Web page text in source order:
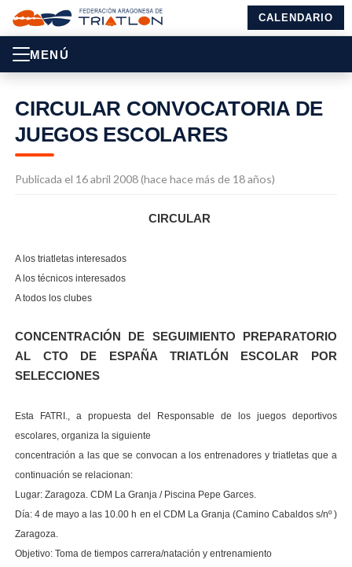
CALENDARIO
MENÚ
CIRCULAR CONVOCATORIA DE
JUEGOS ESCOLARES
Publicada el 16 abril 2008 (hace hace más de 18 años)
CIRCULAR
A los triatletas interesados
A los técnicos interesados
A todos los clubes
CONCENTRACIÓN DE SEGUIMIENTO PREPARATORIO
AL CTO DE ESPAÑA TRIATLÓN ESCOLAR POR
SELECCIONES
Esta FATRI., a propuesta del Responsable de los juegos deportivos
escolares, organiza la siguiente
concentración a las que se convocan a los entrenadores y triatletas que a
continuación se relacionan:
Lugar: Zaragoza. CDM La Granja / Piscina Pepe Garces.
Día: 4 de mayo a las 10.00 h en el CDM La Granja (Camino Cabaldos s/nº )
Zaragoza.
Objetivo: Toma de tiempos carrera/natación y entrenamiento